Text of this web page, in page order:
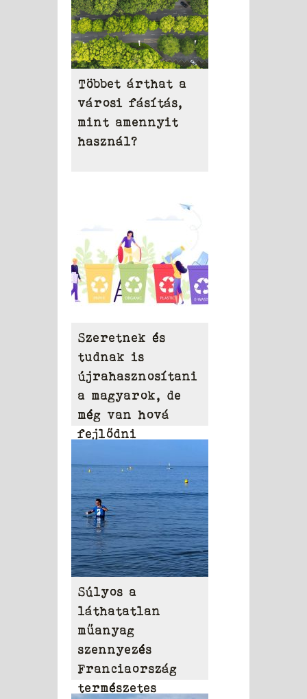
Többet árthat a
városi fásítás,
mint amennyit
használ?
Szeretnek és
tudnak is
újrahasznosítani
a magyarok, de
még van hová
fejlődni
Súlyos a
láthatatlan
műanyag
szennyezés
Franciaország
természetes